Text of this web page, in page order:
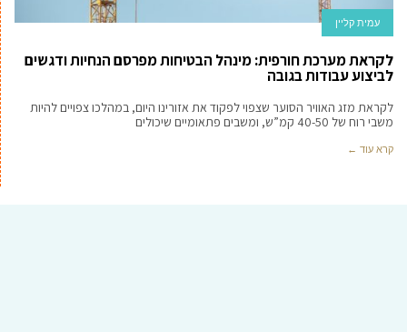
עמית קליין
לקראת מערכת חורפית: מינהל הבטיחות מפרסם הנחיות ודגשים
לביצוע עבודות בגובה
לקראת מזג האוויר הסוער שצפוי לפקוד את אזורינו היום, במהלכו צפויים להיות
משבי רוח של 40-50 קמ”ש, ומשבים פתאומיים שיכולים
קרא עוד ←